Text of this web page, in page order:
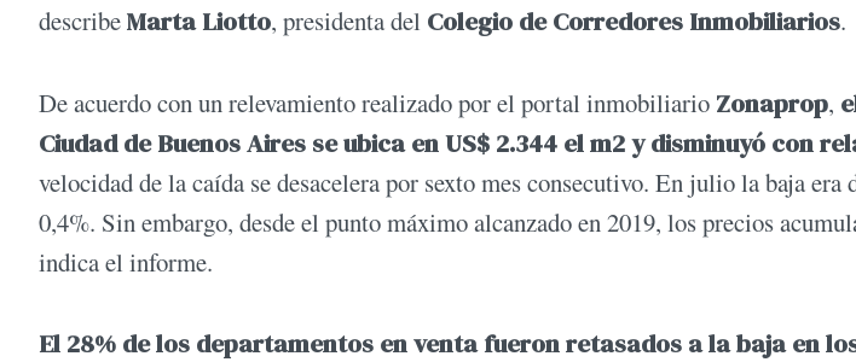
describeMarta Liotto, presidenta del Colegio de Corredores Inmobiliarios.
De acuerdo con un relevamiento realizado por el portal inmobiliario Zonaprop,
Ciudad de Buenos Aires se ubica en US$ 2.344 el m2 y disminuyó con
velocidad de la caída se desacelera por sexto mes consecutivo. En julio la baja era
0,4%. Sin embargo, desde el punto máximo alcanzado en 2019, los precios
indica el informe.
El 28% de los departamentos en venta fueron retasados a la baja en